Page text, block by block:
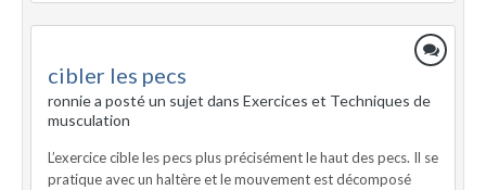
cibler les pecs
ronnie a posté un sujet dans Exercices et Techniques de
musculation
L’exercice cible les pecs plus précisément le haut des pecs. Il se
pratique avec un haltère et le mouvement est décomposé